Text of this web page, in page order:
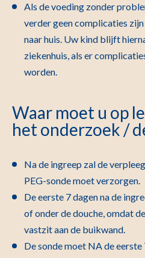
Als de voeding zonder
verder geen complicaties
naar huis. Uw kind blijft
ziekenhuis, als er
worden.
Waar moet u op
het onderzoek /
Na de ingreep zal de
PEG-sonde moet verzorgen.
De eerste 7 dagen na de
of onder de douche, omdat
vastzit aan de buikwand.
De sonde moet NA de